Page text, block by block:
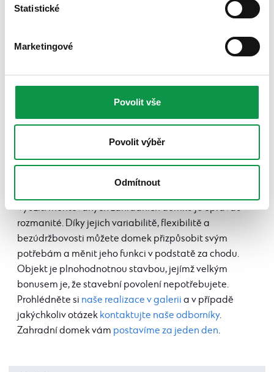
Statistické
Marketingové
Povolit vše
Povolit výběr
Odmítnout
Využití montovaných zahradních domků je opravdu
rozmanité. Díky jejich variabilitě, flexibilitě a
bezúdržbovosti můžete domek přizpůsobit svým
potřebám a měnit jeho funkci v podstatě za chodu.
Objekt je plnohodnotnou stavbou, jejímž velkým
bonusem je, že stavební povolení nepotřebujete.
Prohlédněte si naše realizace v galerii a v případě
jakýchkoliv otázek kontaktujte naše odborníky.
Zahradní domek vám postavíme za jeden den.